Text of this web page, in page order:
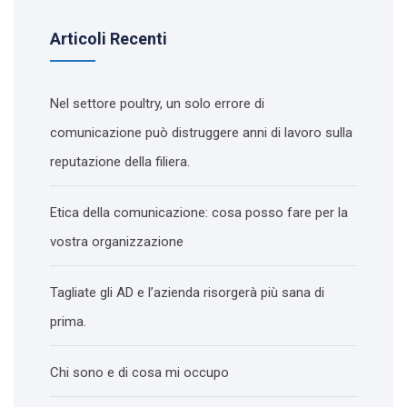
Articoli Recenti
Nel settore poultry, un solo errore di
comunicazione può distruggere anni di lavoro sulla
reputazione della filiera.
Etica della comunicazione: cosa posso fare per la
vostra organizzazione
Tagliate gli AD e l’azienda risorgerà più sana di
prima.
Chi sono e di cosa mi occupo